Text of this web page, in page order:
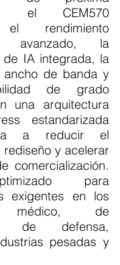
el CEM570
el rendimiento
avanzado, la
de IA integrada, la
ancho de banda y
de grado
una arquitectura
estandarizada
a reducir el
rediseño y acelerar
comercialización.
para
exigentes en los
médico, de
de defensa,
pesadas y